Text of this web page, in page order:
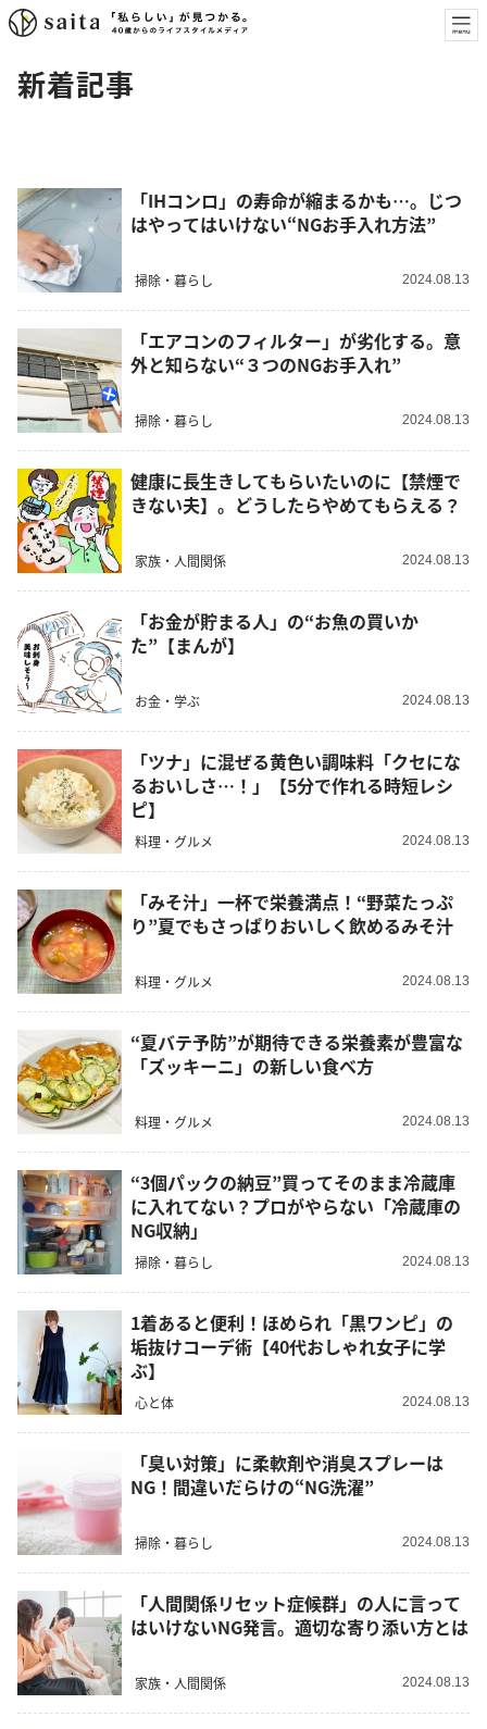
新着記事
「IHコンロ」の寿命が縮まるかも…。じつ
はやってはいけない“NGお手入れ方法”
掃除・暮らし 2024.08.13
「エアコンのフィルター」が劣化する。意
外と知らない“３つのNGお手入れ”
掃除・暮らし 2024.08.13
健康に長生きしてもらいたいのに【禁煙で
きない夫】。どうしたらやめてもらえる？
家族・人間関係 2024.08.13
「お金が貯まる人」の“お魚の買いか
た”【まんが】
お金・学ぶ 2024.08.13
「ツナ」に混ぜる黄色い調味料「クセにな
るおいしさ…！」【5分で作れる時短レシ
ピ】
料理・グルメ 2024.08.13
「みそ汁」一杯で栄養満点！“野菜たっぷ
り”夏でもさっぱりおいしく飲めるみそ汁
料理・グルメ 2024.08.13
“夏バテ予防”が期待できる栄養素が豊富な
「ズッキーニ」の新しい食べ方
料理・グルメ 2024.08.13
“3個パックの納豆”買ってそのまま冷蔵庫
に入れてない？プロがやらない「冷蔵庫の
NG収納」
掃除・暮らし 2024.08.13
1着あると便利！ほめられ「黒ワンピ」の
垢抜けコーデ術【40代おしゃれ女子に学
ぶ】
心と体 2024.08.13
「臭い対策」に柔軟剤や消臭スプレーは
NG！間違いだらけの“NG洗濯”
掃除・暮らし 2024.08.13
「人間関係リセット症候群」の人に言って
はいけないNG発言。適切な寄り添い方とは
家族・人間関係 2024.08.13